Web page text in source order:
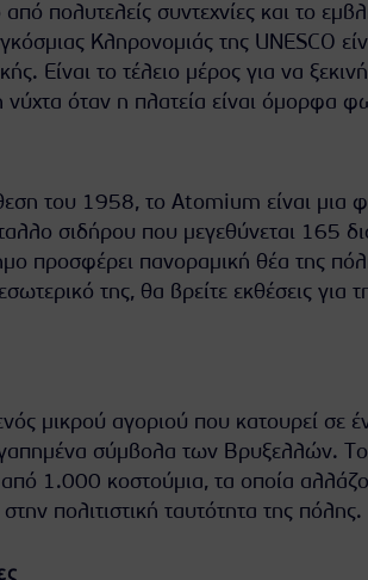
πολυτελείς συντεχνίες και το
Κληρονομιάς της UNESCO
Είναι το τέλειο μέρος για να
νύχτα όταν η πλατεία είναι όμορφα
του 1958, το Atomium είναι μια
σιδήρου που μεγεθύνεται 165
προσφέρει πανοραμική θέα της
της, θα βρείτε εκθέσεις για
μικρού αγοριού που κατουρεί σε
σύμβολα των Βρυξελλών.
1.000 κοστούμια, τα οποία
πολιτιστική ταυτότητα της πόλης.